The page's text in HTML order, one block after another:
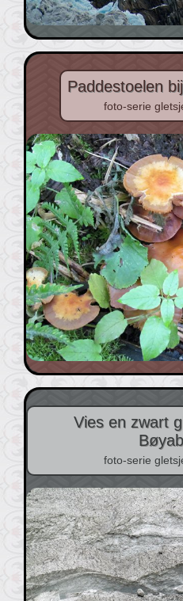
Paddestoelen
foto-serie
Vies en zwart
foto-serie